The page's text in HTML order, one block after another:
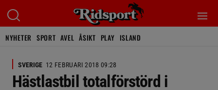
NYHETER SPORT AVEL ÅSIKT PLAY ISLAND
SVERIGE 12 FEBRUARI 2018 09:28
Hästlastbil totalförstörd i